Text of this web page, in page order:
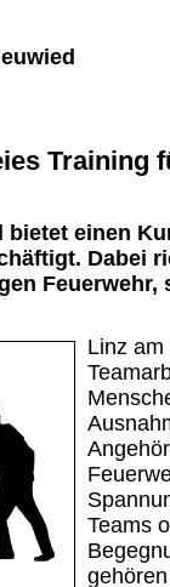
Training
einen
Dabei
Feuerwehr,
Linz
Teams